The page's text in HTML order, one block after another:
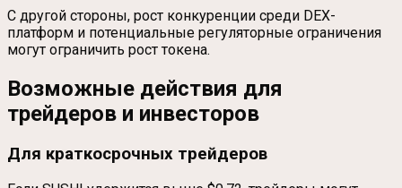
С другой стороны, рост конкуренции среди DEX-
платформ и потенциальные регуляторные ограничения
могут ограничить рост токена.
Возможные действия для
трейдеров и инвесторов
Для краткосрочных трейдеров